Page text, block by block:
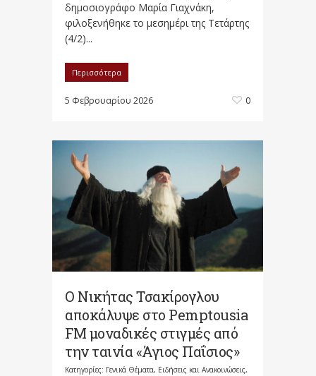
δημοσιογράφο Μαρία Γιαχνάκη,
φιλοξενήθηκε το μεσημέρι της Τετάρτης
(4/2)...
Περισσότερα
5 Φεβρουαρίου 2026 0
Ο Νικήτας Τσακίρογλου
αποκάλυψε στο Pemptousia
FM μοναδικές στιγμές από
την ταινία «Άγιος Παΐσιος»
Κατηγορίες: Γενικά Θέματα, Ειδήσεις και Ανακοινώσεις,